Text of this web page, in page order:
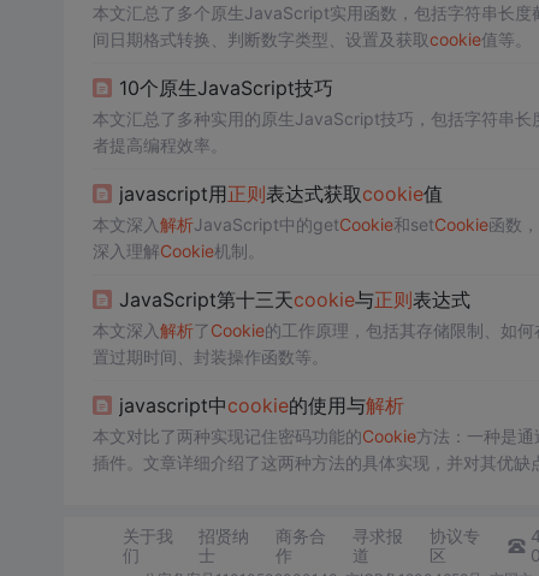
本文汇总了多个原生JavaScript实用函数，包括字符串长
间日期格式转换、判断数字类型、设置及获取cookie值等。
10个原生JavaScript技巧
本文汇总了多种实用的原生JavaScript技巧，包括字符串
者提高编程效率。
javascript用正则表达式获取cookie值
本文深入解析JavaScript中的getCookie和setCookie函数
深入理解Cookie机制。
JavaScript第十三天cookie与正则表达式
本文深入解析了Cookie的工作原理，包括其存储限制、如
置过期时间、封装操作函数等。
javascript中cookie的使用与解析
本文对比了两种实现记住密码功能的Cookie方法：一种是
插件。文章详细介绍了这两种方法的具体实现，并对其优缺
关于我
们
招贤纳
士
商务合
作
寻求报
道
协议专
区